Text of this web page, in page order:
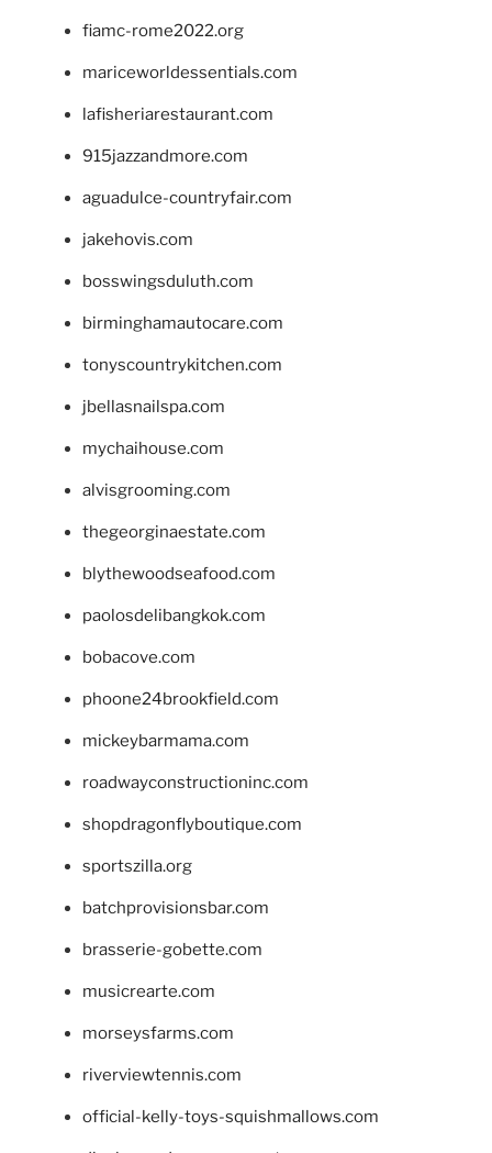
fiamc-rome2022.org
mariceworldessentials.com
lafisheriarestaurant.com
915jazzandmore.com
aguadulce-countryfair.com
jakehovis.com
bosswingsduluth.com
birminghamautocare.com
tonyscountrykitchen.com
jbellasnailspa.com
mychaihouse.com
alvisgrooming.com
thegeorginaestate.com
blythewoodseafood.com
paolosdelibangkok.com
bobacove.com
phoone24brookfield.com
mickeybarmama.com
roadwayconstructioninc.com
shopdragonflyboutique.com
sportszilla.org
batchprovisionsbar.com
brasserie-gobette.com
musicrearte.com
morseysfarms.com
riverviewtennis.com
official-kelly-toys-squishmallows.com